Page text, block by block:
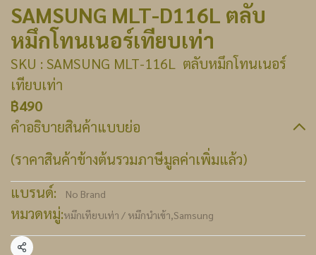
SAMSUNG MLT-D116L ตลับ
หมึกโทนเนอร์เทียบเท่า
SKU : SAMSUNG MLT-116L ตลับหมึกโทนเนอร์
เทียบเท่า
฿490
คำอธิบายสินค้าแบบย่อ
(ราคาสินค้าข้างต้นรวมภาษีมูลค่าเพิ่มแล้ว)
แบรนด์:
No Brand
หมวดหมู่:หมึกเทียบเท่า / หมึกนำเข้า,Samsung